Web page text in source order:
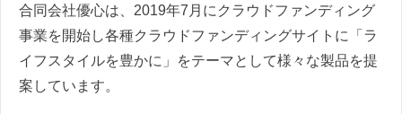
合同会社優心は、2019年7月にクラウドファンディング
事業を開始し各種クラウドファンディングサイトに「ラ
イフスタイルを豊かに」をテーマとして様々な製品を提
案しています。